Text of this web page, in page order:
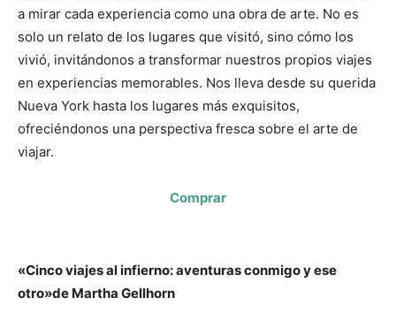
a mirar cada experiencia como una obra de arte. No es
solo un relato de los lugares que visitó, sino cómo los
vivió, invitándonos a transformar nuestros propios viajes
en experiencias memorables. Nos lleva desde su querida
Nueva York hasta los lugares más exquisitos,
ofreciéndonos una perspectiva fresca sobre el arte de
viajar.
Comprar
«Cinco viajes al infierno: aventuras conmigo y ese
otro»de Martha Gellhorn